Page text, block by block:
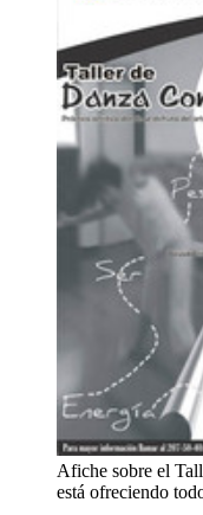
Afiche sobre el
está ofreciendo